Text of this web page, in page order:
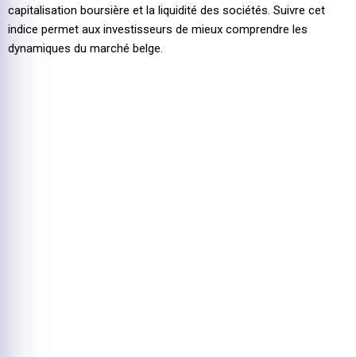
capitalisation boursière et la liquidité des sociétés. Suivre cet
indice permet aux investisseurs de mieux comprendre les
dynamiques du marché belge.